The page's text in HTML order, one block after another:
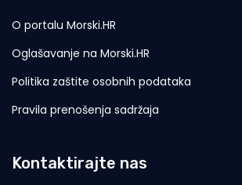
O portalu Morski.HR
Oglašavanje na Morski.HR
Politika zaštite osobnih podataka
Pravila prenošenja sadržaja
Kontaktirajte nas